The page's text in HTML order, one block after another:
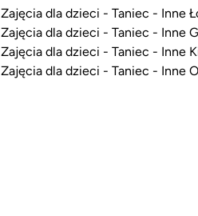
Zajęcia dla dzieci - Taniec - Inne
Zajęcia dla dzieci - Taniec - Inne
Zajęcia dla dzieci - Taniec - Inne
Zajęcia dla dzieci - Taniec - Inne